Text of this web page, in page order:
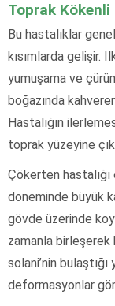
Toprak Kökenli
Bu hastalıklar
kısımlarda gelişir.
yumuşama ve
boğazında
Hastalığın
toprak yüzeyine
Çökerten
döneminde büyük
gövde üzerinde
zamanla
solani’nin
deformasyonlar